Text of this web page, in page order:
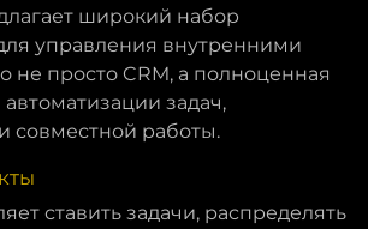
широкий набор
управления внутренними
не просто CRM, а полноценная
задач,
совместной работы.
ставить задачи, распределять